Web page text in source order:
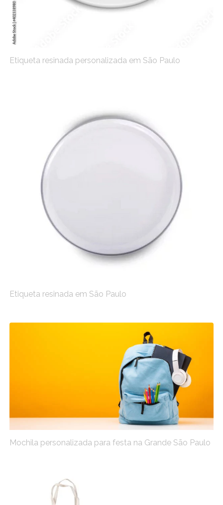
Etiqueta resinada personalizada em São Paulo
Etiqueta resinada em São Paulo
Mochila personalizada para festa na Grande São Paulo